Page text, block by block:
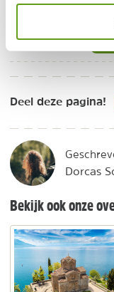
Deel deze pagina!
Dorcas
Bekijk ook onze